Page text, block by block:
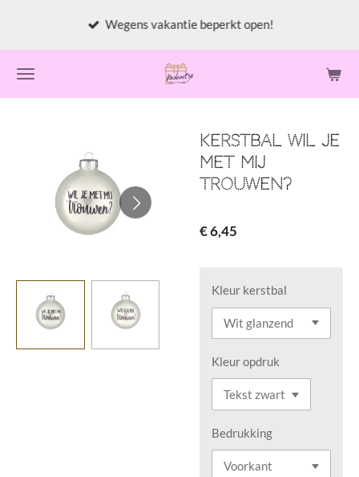
de
Wegens vakantie beperkt open!
Kerstbal wil je
met mij
trouwen?
€ 6,45
Kleur kerstbal
Kleur opdruk
Bedrukking